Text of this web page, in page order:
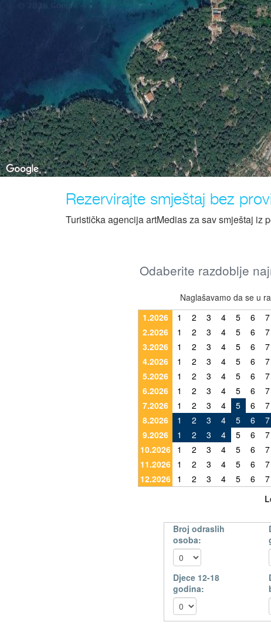
Rezervirajte smještaj bez
Turistička agencija artMedias za sav smještaj iz
Odaberite razdoblje
Naglašavamo da se u
1.2026
1 2 3 4 5 6 7
2.2026
1 2 3 4 5 6 7
3.2026
1 2 3 4 5 6 7
4.2026
1 2 3 4 5 6 7
5.2026
1 2 3 4 5 6 7
6.2026
1 2 3 4 5 6 7
7.2026
1 2 3 4 5 6 7
8.2026
1 2 3 4 5 6 7
9.2026
1 2 3 4 5 6 7
10.2026
1 2 3 4 5 6 7
11.2026
1 2 3 4 5 6 7
12.2026
1 2 3 4 5 6 7
Broj odraslih
osoba:
Djece 12-18
godina: